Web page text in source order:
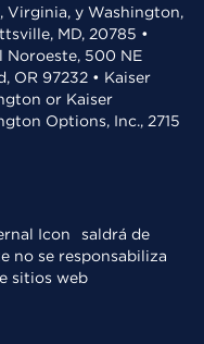
Virginia, y Washington,
MD, 20785 •
Noroeste, 500 NE
OR 97232 • Kaiser
or Kaiser
Options, Inc., 2715
saldrá de
no se responsabiliza
sitios web